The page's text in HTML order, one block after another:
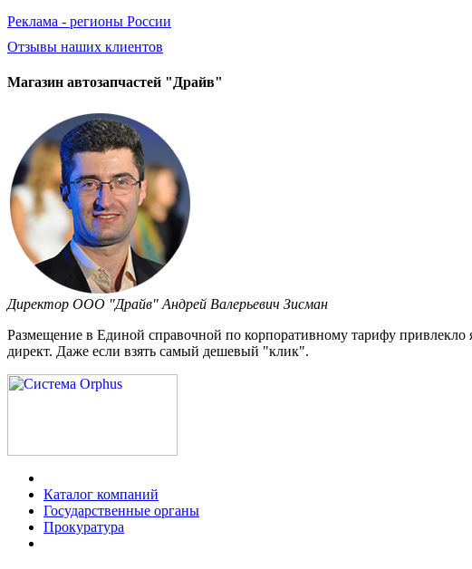
Реклама - регионы России
Отзывы наших клиентов
Магазин автозапчастей "Драйв"
Директор ООО "Драйв" Андрей Валерьевич Зисман
Размещение в Единой справочной по корпоративному тарифу привлекло
директ. Даже если взять самый дешевый "клик".
Каталог компаний
Государственные органы
Прокуратура